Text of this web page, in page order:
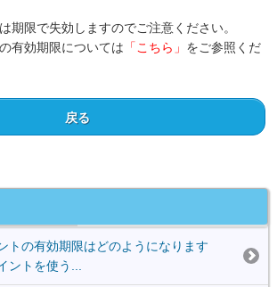
期限で失効しますのでご注意ください。
有効期限については 「こちら」 をご参照くだ
戻る
トの有効期限はどのようになります
ントを使う...